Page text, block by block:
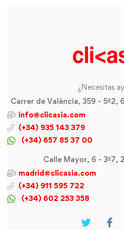
¿Necesitas
Carrer de València, 359 - 5º2,
info@clicasia.com
(+34) 935 143 379
(+34) 657 85 37 00
Calle Mayor, 6 - 3º7,
madrid@clicasia.com
(+34) 911 595 722
(+34) 602 253 358